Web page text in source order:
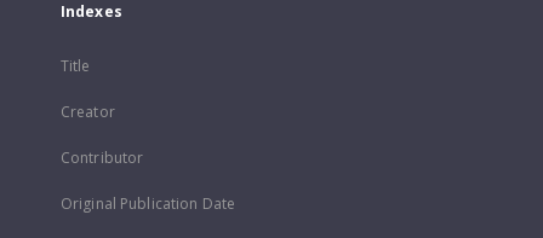
Indexes
Title
Creator
Contributor
Original Publication Date